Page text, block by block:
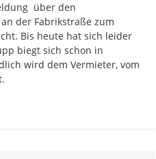
über den
der Fabrikstraße zum
Bis heute hat sich leider
biegt sich schon in
wird dem Vermieter, vom